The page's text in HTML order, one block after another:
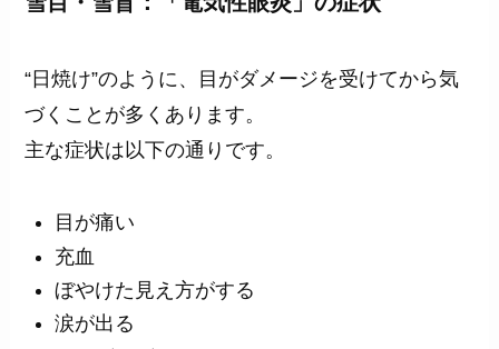
“日焼け”のように、目がダメージを受けてから気
づくことが多くあります。
主な症状は以下の通りです。
目が痛い
充血
ぼやけた見え方がする
涙が出る